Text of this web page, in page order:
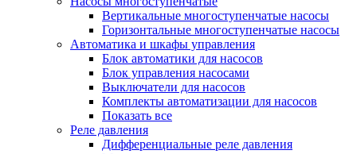
Вертикальные многоступенчатые насосы
Горизонтальные многоступенчатые насосы
Автоматика и шкафы управления
Блок автоматики для насосов
Блок управления насосами
Выключатели для насосов
Комплекты автоматизации для насосов
Показать все
Реле давления
Дифференциальные реле давления